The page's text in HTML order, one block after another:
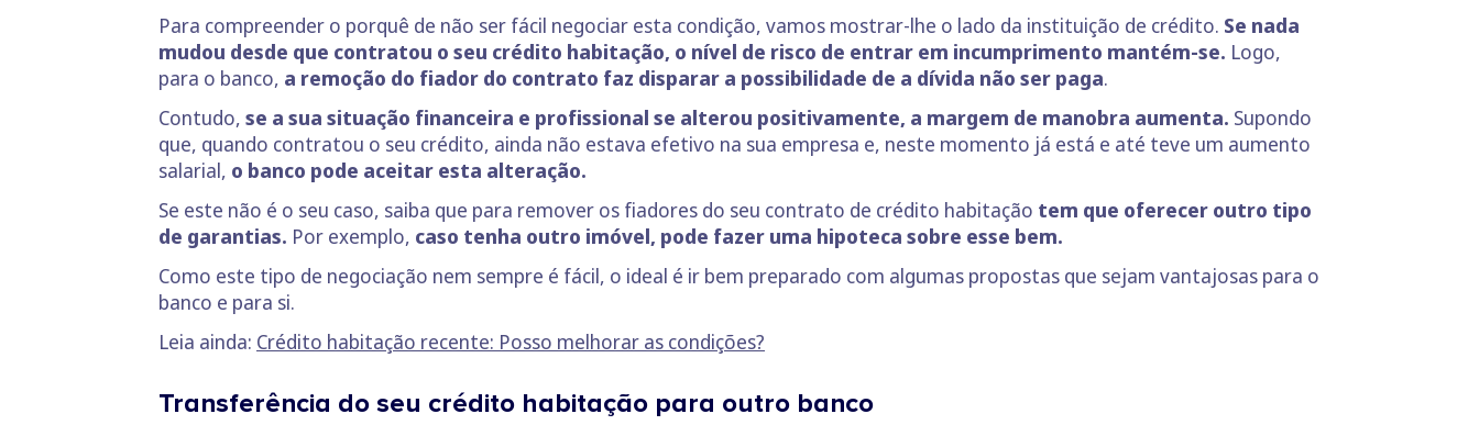
Para compreender o porquê de não ser fácil negociar esta condição, vamos mostrar-lhe o lado da instituição de crédito. Se nada
mudou desde que contratou o seu crédito habitação, o nível de risco de entrar em incumprimento mantém-se. Logo,
para o banco, a remoção do fiador do contrato faz disparar a possibilidade de a dívida não ser paga.
Contudo, se a sua situação financeira e profissional se alterou positivamente, a margem de manobra aumenta. Supondo
que, quando contratou o seu crédito, ainda não estava efetivo na sua empresa e, neste momento já está e até teve um aumento
salarial, o banco pode aceitar esta alteração.
Se este não é o seu caso, saiba que para remover os fiadores do seu contrato de crédito habitação tem que oferecer outro tipo
de garantias. Por exemplo, caso tenha outro imóvel, pode fazer uma hipoteca sobre esse bem.
Como este tipo de negociação nem sempre é fácil, o ideal é ir bem preparado com algumas propostas que sejam vantajosas para o
banco e para si.
Leia ainda: Crédito habitação recente: Posso melhorar as condições?
Transferência do seu crédito habitação para outro banco